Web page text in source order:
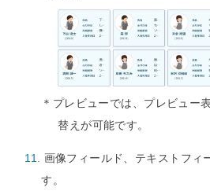
＊プレビューでは、プレビュー
替えが可能です。
画像フィールド、テキストフィ
す。